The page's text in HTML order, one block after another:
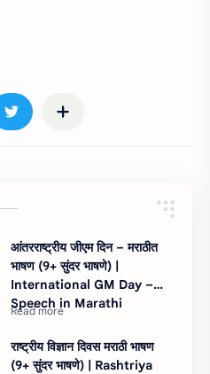
आंतरराष्ट्रीय जीएम दिन – मराठीत
भाषण (9+ सुंदर भाषणे) |
International GM Day –
Speech in Marathi
राष्ट्रीय विज्ञान दिवस मराठी भाषण
(9+ सुंदर भाषणे) | Rashtriya